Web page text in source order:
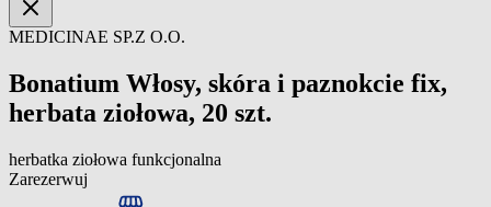
MEDICINAE SP.Z O.O.
Bonatium Włosy, skóra i paznokcie fix,
herbata ziołowa, 20 szt.
herbatka ziołowa funkcjonalna
Zarezerwuj